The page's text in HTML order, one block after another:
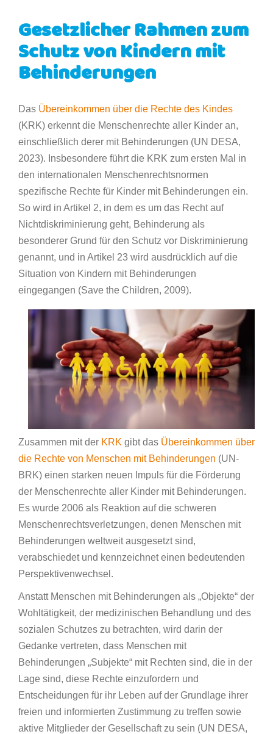
Gesetzlicher Rahmen zum
Schutz von Kindern mit
Behinderungen
Das Übereinkommen über die Rechte des Kindes
(KRK) erkennt die Menschenrechte aller Kinder an,
einschließlich derer mit Behinderungen (UN DESA,
2023). Insbesondere führt die KRK zum ersten Mal in
den internationalen Menschenrechtsnormen
spezifische Rechte für Kinder mit Behinderungen ein.
So wird in Artikel 2, in dem es um das Recht auf
Nichtdiskriminierung geht, Behinderung als
besonderer Grund für den Schutz vor Diskriminierung
genannt, und in Artikel 23 wird ausdrücklich auf die
Situation von Kindern mit Behinderungen
eingegangen (Save the Children, 2009).
Zusammen mit der KRK gibt das Übereinkommen über
die Rechte von Menschen mit Behinderungen (UN-
BRK) einen starken neuen Impuls für die Förderung
der Menschenrechte aller Kinder mit Behinderungen.
Es wurde 2006 als Reaktion auf die schweren
Menschenrechtsverletzungen, denen Menschen mit
Behinderungen weltweit ausgesetzt sind,
verabschiedet und kennzeichnet einen bedeutenden
Perspektivenwechsel.
Anstatt Menschen mit Behinderungen als „Objekte“ der
Wohltätigkeit, der medizinischen Behandlung und des
sozialen Schutzes zu betrachten, wird darin der
Gedanke vertreten, dass Menschen mit
Behinderungen „Subjekte“ mit Rechten sind, die in der
Lage sind, diese Rechte einzufordern und
Entscheidungen für ihr Leben auf der Grundlage ihrer
freien und informierten Zustimmung zu treffen sowie
aktive Mitglieder der Gesellschaft zu sein (UN DESA,